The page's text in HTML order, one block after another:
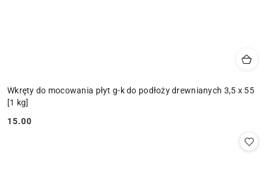
Wkręty do mocowania płyt g-k do podłoży drewnianych 3,5 x 55
[1 kg]
Cena:
15.00